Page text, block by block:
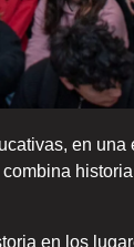
en
combina
en los